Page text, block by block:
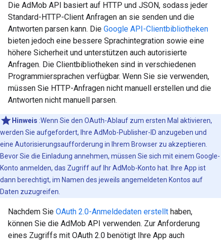
Die AdMob API basiert auf HTTP und JSON, sodass jeder
Standard-HTTP-Client Anfragen an sie senden und die
Antworten parsen kann. Die Google API-Clientbibliotheken
bieten jedoch eine bessere Sprachintegration sowie eine
höhere Sicherheit und unterstützen auch autorisierte
Anfragen. Die Clientbibliotheken sind in verschiedenen
Programmiersprachen verfügbar. Wenn Sie sie verwenden,
müssen Sie HTTP-Anfragen nicht manuell erstellen und die
Antworten nicht manuell parsen.
Hinweis :Wenn Sie den OAuth-Ablauf zum ersten Mal aktivieren,
werden Sie aufgefordert, Ihre AdMob-Publisher-ID anzugeben und
eine Autorisierungsaufforderung in Ihrem Browser zu akzeptieren.
Bevor Sie die Einladung annehmen, müssen Sie sich mit einem Google-
Konto anmelden, das Zugriff auf Ihr AdMob-Konto hat. Ihre App ist
dann berechtigt, im Namen des jeweils angemeldeten Kontos auf
Daten zuzugreifen.
Nachdem Sie OAuth 2.0-Anmeldedaten erstellt haben,
können Sie die AdMob API verwenden. Zur Anforderung
eines Zugriffs mit OAuth 2.0 benötigt Ihre App auch